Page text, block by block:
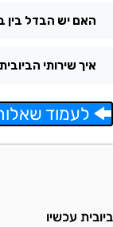
האם יש הבדל בין
איך שירותי
לעמוד
עכשיו